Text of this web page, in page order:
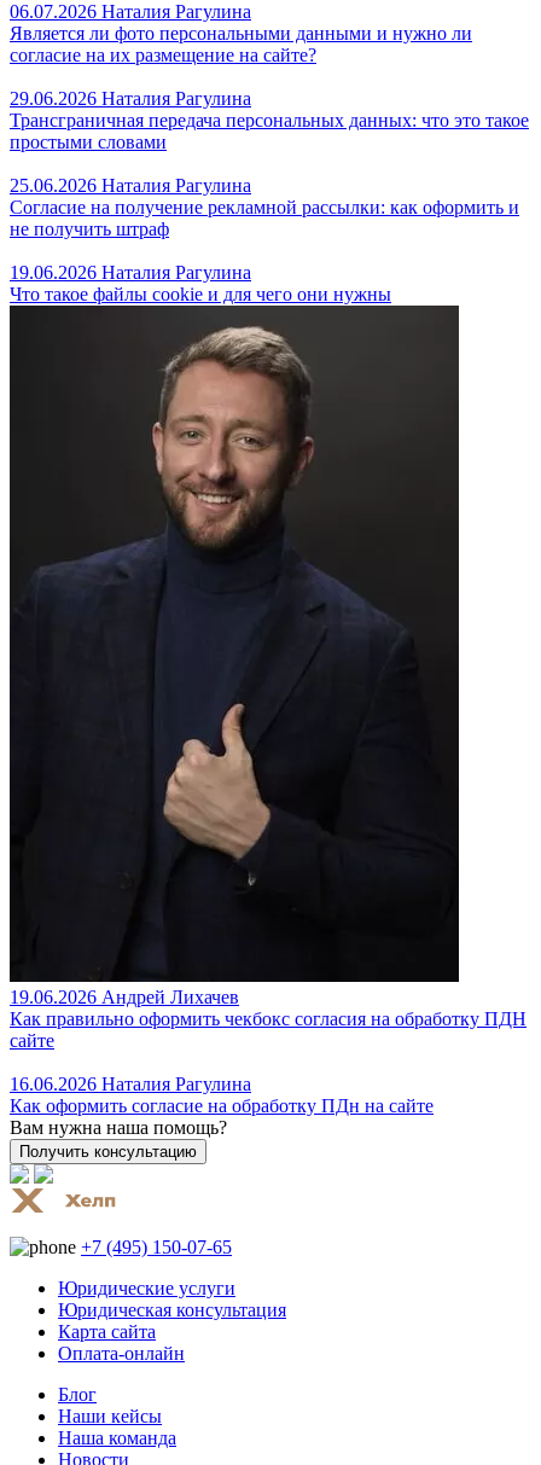
06.07.2026 Наталия Рагулина
Является ли фото персональными данными и нужно ли
согласие на их размещение на сайте?
29.06.2026 Наталия Рагулина
Трансграничная передача персональных данных: что это такое
простыми словами
25.06.2026 Наталия Рагулина
Согласие на получение рекламной рассылки: как оформить и
не получить штраф
19.06.2026 Наталия Рагулина
Что такое файлы cookie и для чего они нужны
19.06.2026 Андрей Лихачев
Как правильно оформить чекбокс согласия на обработку ПДН
сайте
16.06.2026 Наталия Рагулина
Как оформить согласие на обработку ПДн на сайте
Вам нужна наша помощь?
+7 (495) 150-07-65
Юридические услуги
Юридическая консультация
Карта сайта
Оплата-онлайн
Блог
Наши кейсы
Наша команда
Новости